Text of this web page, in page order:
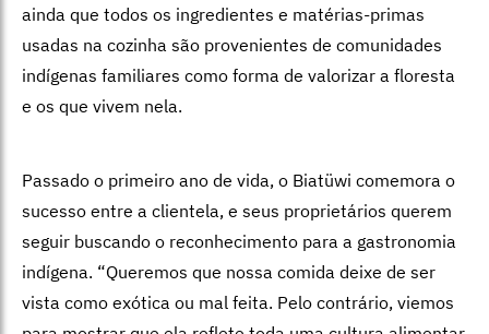
ainda que todos os ingredientes e matérias-primas
usadas na cozinha são provenientes de comunidades
indígenas familiares como forma de valorizar a floresta
e os que vivem nela.
Passado o primeiro ano de vida, o Biatüwi comemora o
sucesso entre a clientela, e seus proprietários querem
seguir buscando o reconhecimento para a gastronomia
indígena. “Queremos que nossa comida deixe de ser
vista como exótica ou mal feita. Pelo contrário, viemos